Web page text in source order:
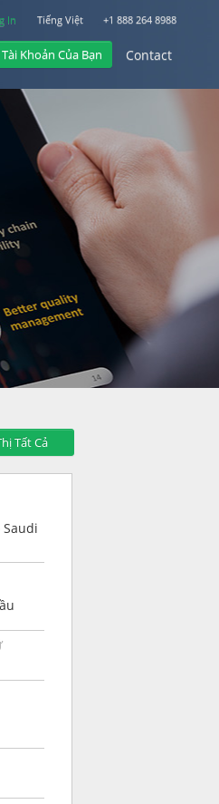
+1 888 264 8988
Tiếng Việt
In
Contact
Khoản Của Bạn
Tất Cả